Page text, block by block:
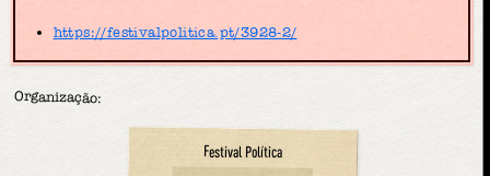
https://festivalpolitica.pt/3928-2/
Organização:
Festival Política